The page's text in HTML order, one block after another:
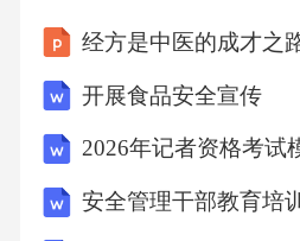
果评估体系实验操作能力评
据记录与处理实验操作实验
实验，理解实验目的和原理
作，安全、有效地使用实验
经方是中医的成才之
开展食品安全宣传
2026年记者资格考试
安全管理干部教育培训